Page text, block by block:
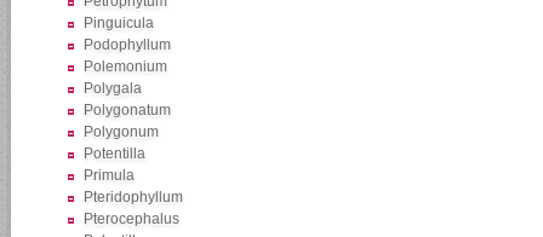
Pinguicula
Podophyllum
Polemonium
Polygala
Polygonatum
Polygonum
Potentilla
Primula
Pteridophyllum
Pterocephalus